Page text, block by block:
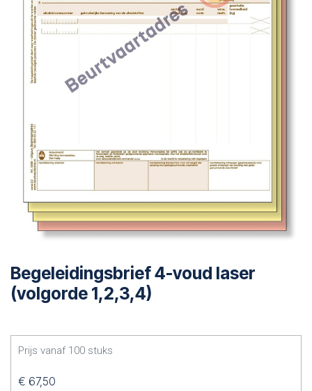
Begeleidingsbrief 4-voud laser
(volgorde 1,2,3,4)
Prijs vanaf 100 stuks
€ 67,50